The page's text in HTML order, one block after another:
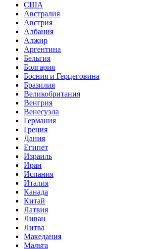
США
Австралия
Австрия
Албания
Алжир
Аргентина
Бельгия
Болгария
Босния и Герцеговина
Бразилия
Великобритания
Венгрия
Венесуэла
Германия
Греция
Дания
Египет
Израиль
Иран
Испания
Италия
Канада
Китай
Латвия
Ливан
Литва
Македания
Мальта